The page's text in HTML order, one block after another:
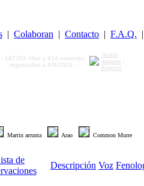
| Colaboran | Contacto | F.A.Q. |
- 187263 citas y 414 especies
registradas a 8/8/2026 -
Acceso
usuarios
Registro
Martin arrunta Arao Common Murre
de
Descripción Voz